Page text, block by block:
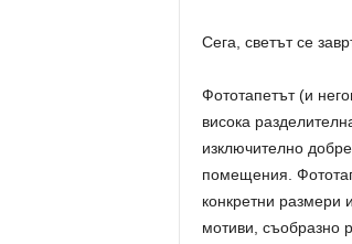
Сега, светът се
Фототапетът (и
висока
изключително
помещения.
конкретни размери
мотиви, съобразно